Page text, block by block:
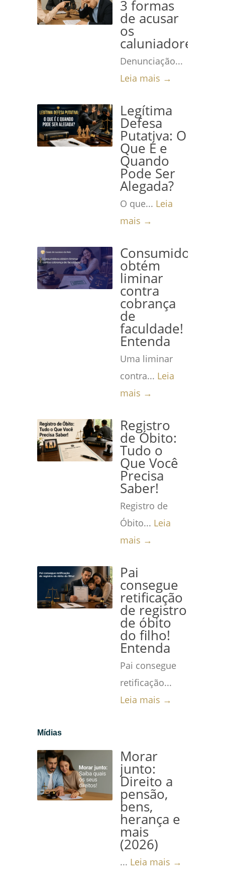
3 formas
de acusar
os
caluniadores
Denunciação...
Leia mais →
Legítima
Defesa
Putativa: O
Que É e
Quando
Pode Ser
Alegada?
O que... Leia
mais →
Consumidora
obtém
liminar
contra
cobrança
de
faculdade!
Entenda
Uma liminar
contra... Leia
mais →
Registro
de Óbito:
Tudo o
Que Você
Precisa
Saber!
Registro de
Óbito... Leia
mais →
Pai
consegue
retificação
de registro
de óbito
do filho!
Entenda
Pai consegue
retificação...
Leia mais →
Mídias
Morar
junto:
Direito a
pensão,
bens,
herança e
mais
(2026)
... Leia mais →